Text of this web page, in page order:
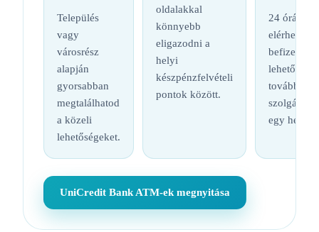
Település
vagy
városrész
alapján
gyorsabban
megtalálhatod
a közeli
lehetőségeket.
oldalakkal
könnyebb
eligazodni a
helyi
készpénzfelvételi
pontok között.
24 órás
befizetési
lehetőség
további
egy
UniCredit Bank ATM-ek megnyitása